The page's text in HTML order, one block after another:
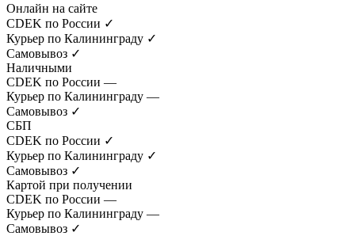
Онлайн на сайте
CDEK по России ✓
Курьер по Калининграду ✓
Самовывоз ✓
Наличными
CDEK по России —
Курьер по Калининграду —
Самовывоз ✓
СБП
CDEK по России ✓
Курьер по Калининграду ✓
Самовывоз ✓
Картой при получении
CDEK по России —
Курьер по Калининграду —
Самовывоз ✓